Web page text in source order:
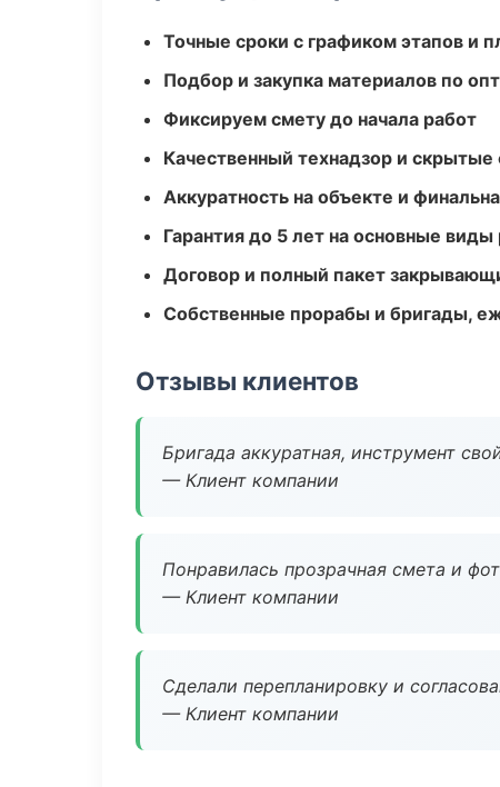
Точные сроки с графиком этапов и
Подбор и закупка материалов по
Фиксируем смету до начала работ
Качественный технадзор и
Аккуратность на объекте и
Гарантия до 5 лет на основные виды
Договор и полный пакет
Собственные прорабы и бригады,
Отзывы клиентов
Бригада аккуратная, инструмент
— Клиент компании
Понравилась прозрачная смета и
— Клиент компании
Сделали перепланировку и
— Клиент компании